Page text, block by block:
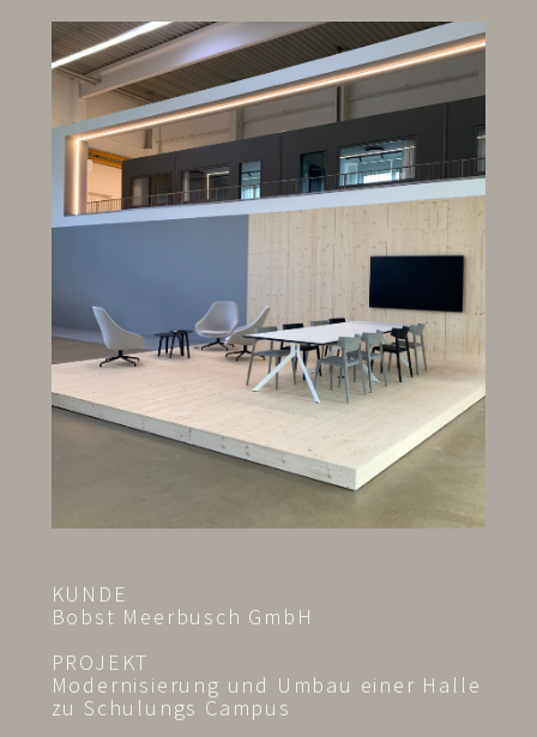
KUNDE
Bobst Meerbusch GmbH
PROJEKT
Modernisierung und Umbau einer Halle
zu Schulungs Campus